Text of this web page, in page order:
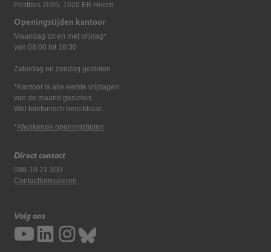
Postbus 2095, 1620 EB Hoorn
Openingstijden kantoor
Maandag tot en met vrijdag*
van 08:00 tot 16:30
Zaterdag en zondag gesloten
*Kantoor is alle eerste vrijdagen
van de maand gesloten.
Wel telefonisch bereikbaar.
*Afwijkende openingstijden
Direct contact
088-10 21 300
Contactformulieren
Volg ons